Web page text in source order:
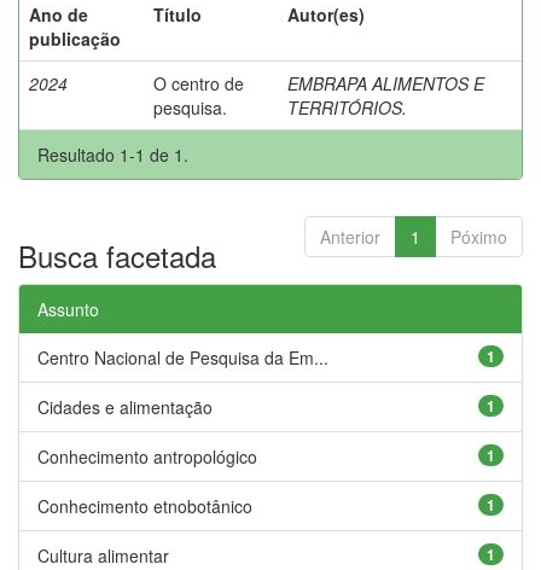
Ano de
publicação
Título Autor(es)
2024
O centro de
pesquisa.
EMBRAPA ALIMENTOS E
TERRITÓRIOS.
Resultado 1-1 de 1.
Anterior 1 Póximo
Busca facetada
Assunto
1
Centro Nacional de Pesquisa da Em...
1
Cidades e alimentação
1
Conhecimento antropológico
1
Conhecimento etnobotânico
1
Cultura alimentar